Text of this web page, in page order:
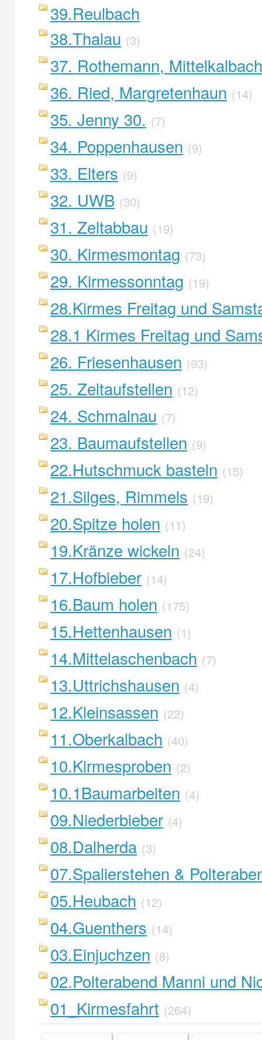
39.Reulbach
38.Thalau (3)
37. Rothemann, Mittelkalbach
36. Ried, Margretenhaun (14)
35. Jenny 30. (7)
34. Poppenhausen (9)
33. Elters (9)
32. UWB (30)
31. Zeltabbau (19)
30. Kirmesmontag (73)
29. Kirmessonntag (19)
28.Kirmes Freitag und
28.1 Kirmes Freitag und
26. Friesenhausen (93)
25. Zeltaufstellen (12)
24. Schmalnau (7)
23. Baumaufstellen (9)
22.Hutschmuck basteln (15)
21.Silges, Rimmels (19)
20.Spitze holen (11)
19.Kränze wickeln (24)
17.Hofbieber (14)
16.Baum holen (175)
15.Hettenhausen (1)
14.Mittelaschenbach (7)
13.Uttrichshausen (4)
12.Kleinsassen (22)
11.Oberkalbach (40)
10.Kirmesproben (2)
10.1Baumarbeiten (4)
09.Niederbieber (4)
08.Dalherda (3)
07.Spalierstehen &
05.Heubach (12)
04.Guenthers (14)
03.Einjuchzen (8)
02.Polterabend Manni und
01_Kirmesfahrt (264)